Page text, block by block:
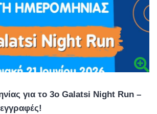
για το 3ο Galatsi Night Run –
εγγραφές!